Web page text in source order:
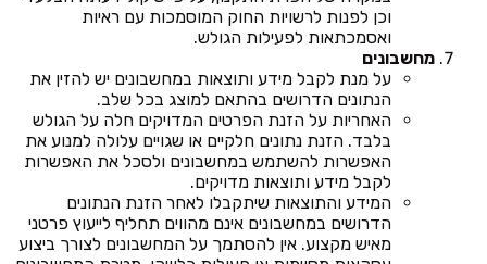
וכן לפנות לרשויות החוק המוסמכות עם ראיות
ואסמכתאות לפעילות הגולש.
מחשבונים
על מנת לקבל מידע ותוצאות במחשבונים יש להזין את
הנתונים הדרושים בהתאם למוצג בכל שלב.
האחריות על הזנת הפרטים המדויקים חלה על הגולש
בלבד. הזנת נתונים חלקיים או שגויים עלולה למנוע את
האפשרות להשתמש במחשבונים ולסכל את האפשרות
לקבל מידע ותוצאות מדויקים.
המידע והתוצאות שיתקבלו לאחר הזנת הנתונים
הדרושים במחשבונים אינם מהווים תחליף לייעוץ פרטני
מאיש מקצוע. אין להסתמך על המחשבונים לצורך ביצוע